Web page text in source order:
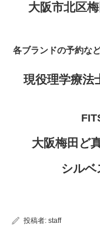
大阪市北区
各ブランドの予約な
現役理学療法
大阪梅田ど
シル
投稿者: staff